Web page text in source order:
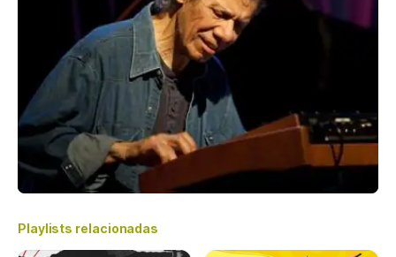
Playlists relacionadas